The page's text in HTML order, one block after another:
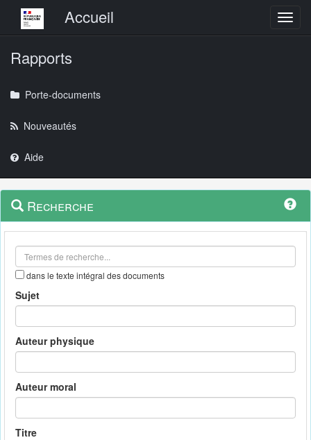
Menu principalAccueil
Rapports
Porte-documents
Nouveautés
Aide
Navigation
outils
Menu
contextuel
Recherche
dans le texte intégral des documents
Sujet
Auteur physique
Auteur moral
Titre